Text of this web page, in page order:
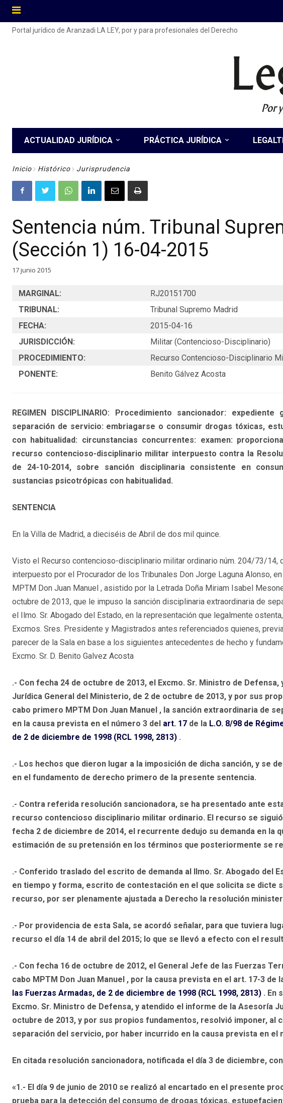
Portal jurídico de Aranzadi LA LEY, por y para profesionales del Derecho
Por
ACTUALIDAD JURÍDICA PRÁCTICA JURÍDICA
Inicio Histórico Jurisprudencia
Sentencia núm. Tribunal
(Sección 1) 16-04-2015
17 junio 2015
MARGINAL:
RJ20151700
TRIBUNAL:
Tribunal Supremo Madrid
FECHA:
2015-04-16
JURISDICCIÓN:
Militar (Contencioso-Disciplinario)
PROCEDIMIENTO:
Recurso Contencioso-Disciplinario
PONENTE:
Benito Gálvez Acosta
REGIMEN DISCIPLINARIO: Procedimiento sancionador:
separación de servicio: embriagarse o consumir drogas tóxicas,
con habitualidad: circunstancias concurrentes: examen:
recurso contencioso-disciplinario militar interpuesto contra la
de 24-10-2014, sobre sanción disciplinaria consistente en
sustancias psicotrópicas con habitualidad.
SENTENCIA
En la Villa de Madrid, a dieciséis de Abril de dos mil quince.
Visto el Recurso contencioso-disciplinario militar ordinario núm. 204/73/14,
interpuesto por el Procurador de los Tribunales Don Jorge Laguna Alonso,
MPTM Don Juan Manuel , asistido por la Letrada Doña Miriam Isabel
octubre de 2013, que le impuso la sanción disciplinaria extraordinaria de
el Ilmo. Sr. Abogado del Estado, en la representación que legalmente
Excmos. Sres. Presidente y Magistrados antes referenciados quienes,
parecer de la Sala en base a los siguientes antecedentes de hecho y
Excmo. Sr. D. Benito Galvez Acosta
.- Con fecha 24 de octubre de 2013, el Excmo. Sr. Ministro de
Jurídica General del Ministerio, de 2 de octubre de 2013, y por sus
cabo primero MPTM Don Juan Manuel , la sanción extraordinaria de
en la causa prevista en el número 3 del art. 17 de la L.O. 8/98 de
de 2 de diciembre de 1998 (RCL 1998, 2813) .
.- Los hechos que dieron lugar a la imposición de dicha sanción, y se
en el fundamento de derecho primero de la presente sentencia.
.- Contra referida resolución sancionadora, se ha presentado ante
recurso contencioso disciplinario militar ordinario. El recurso se
fecha 2 de diciembre de 2014, el recurrente dedujo su demanda en la
estimación de su pretensión en los términos que posteriormente se
.- Conferido traslado del escrito de demanda al Ilmo. Sr. Abogado del
en tiempo y forma, escrito de contestación en el que solicita se dicte
recurso, por ser plenamente ajustada a Derecho la resolución
.- Por providencia de esta Sala, se acordó señalar, para que tuviera
recurso el día 14 de abril del 2015; lo que se llevó a efecto con el
.- Con fecha 16 de octubre de 2012, el General Jefe de las Fuerzas
cabo MPTM Don Juan Manuel , por la causa prevista en el art. 17-3 de
las Fuerzas Armadas, de 2 de diciembre de 1998 (RCL 1998, 2813) . En
Excmo. Sr. Ministro de Defensa, y atendido el informe de la Asesoría
octubre de 2013, y por sus propios fundamentos, resolvió imponer, al
separación del servicio, por haber incurrido en la causa prevista en el
En citada resolución sancionadora, notificada el día 3 de diciembre,
«1.- El día 9 de junio de 2010 se realizó al encartado en el presente
prueba para la detección del consumo de drogas tóxicas,